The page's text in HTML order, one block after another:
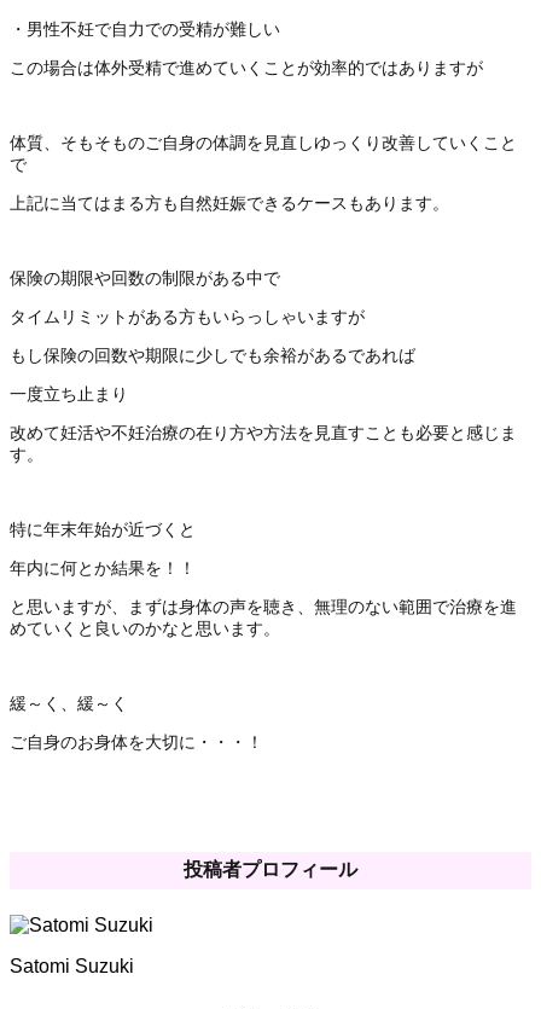
・男性不妊で自力での受精が難しい
この場合は体外受精で進めていくことが効率的ではありますが
体質、そもそものご自身の体調を見直しゆっくり改善していくこと
で
上記に当てはまる方も自然妊娠できるケースもあります。
保険の期限や回数の制限がある中で
タイムリミットがある方もいらっしゃいますが
もし保険の回数や期限に少しでも余裕があるであれば
一度立ち止まり
改めて妊活や不妊治療の在り方や方法を見直すことも必要と感じま
す。
特に年末年始が近づくと
年内に何とか結果を！！
と思いますが、まずは身体の声を聴き、無理のない範囲で治療を進
めていくと良いのかなと思います。
緩～く、緩～く
ご自身のお身体を大切に・・・！
投稿者プロフィール
Satomi Suzuki